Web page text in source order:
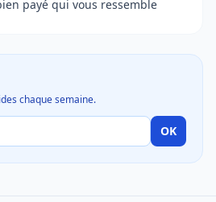
payé qui vous ressemble
chaque semaine.
OK